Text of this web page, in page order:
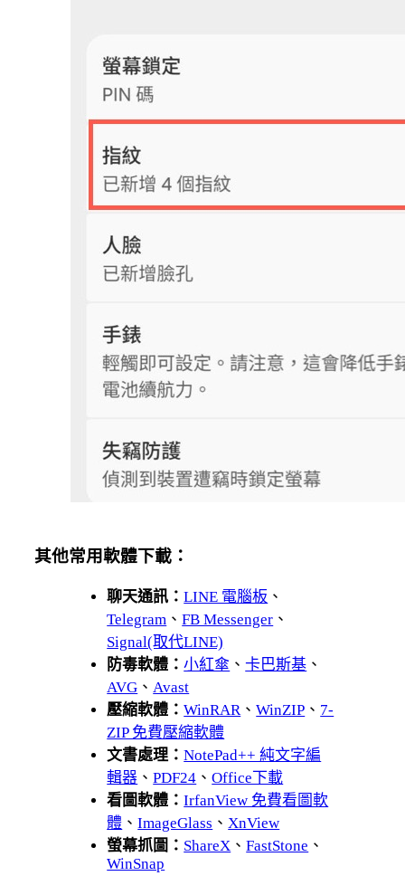
其他常用軟體下載：
聊天通訊：LINE 電腦板 、
Telegram 、FB Messenger 、
Signal(取代LINE)
防毒軟體：小紅傘 、卡巴斯基 、
AVG 、 Avast
壓縮軟體：WinRAR 、WinZIP 、 7-
ZIP 免費壓縮軟體
文書處理：NotePad++ 純文字編
輯器 、PDF24 、Office下載
看圖軟體：IrfanView 免費看圖軟
體 、ImageGlass 、 XnView
螢幕抓圖： ShareX 、FastStone 、
WinSnap